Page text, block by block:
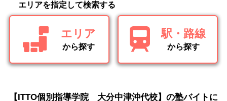
エリアを指定して検索する
エリア
から探す
駅・路線
から探す
【ITTO個別指導学院 大分中津沖代校】の塾バイトに